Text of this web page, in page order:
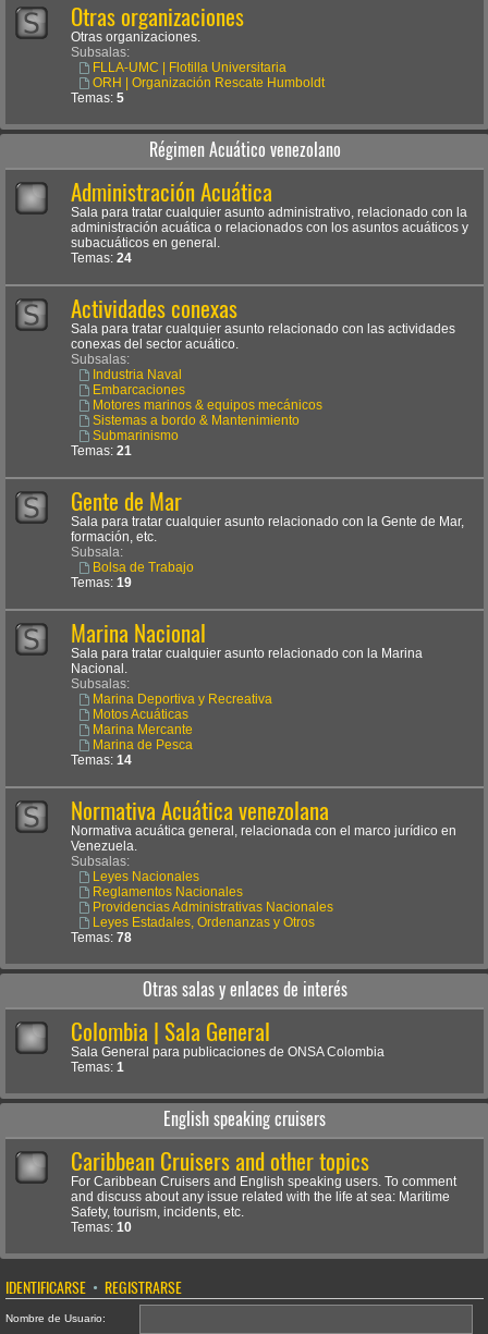
Otras organizaciones
Otras organizaciones.
Subsalas:
FLLA-UMC | Flotilla Universitaria
ORH | Organización Rescate Humboldt
Temas: 5
Régimen Acuático venezolano
Administración Acuática
Sala para tratar cualquier asunto administrativo, relacionado con la
administración acuática o relacionados con los asuntos acuáticos y
subacuáticos en general.
Temas: 24
Actividades conexas
Sala para tratar cualquier asunto relacionado con las actividades
conexas del sector acuático.
Subsalas:
Industria Naval
Embarcaciones
Motores marinos & equipos mecánicos
Sistemas a bordo & Mantenimiento
Submarinismo
Temas: 21
Gente de Mar
Sala para tratar cualquier asunto relacionado con la Gente de Mar,
formación, etc.
Subsala:
Bolsa de Trabajo
Temas: 19
Marina Nacional
Sala para tratar cualquier asunto relacionado con la Marina
Nacional.
Subsalas:
Marina Deportiva y Recreativa
Motos Acuáticas
Marina Mercante
Marina de Pesca
Temas: 14
Normativa Acuática venezolana
Normativa acuática general, relacionada con el marco jurídico en
Venezuela.
Subsalas:
Leyes Nacionales
Reglamentos Nacionales
Providencias Administrativas Nacionales
Leyes Estadales, Ordenanzas y Otros
Temas: 78
Otras salas y enlaces de interés
Colombia | Sala General
Sala General para publicaciones de ONSA Colombia
Temas: 1
English speaking cruisers
Caribbean Cruisers and other topics
For Caribbean Cruisers and English speaking users. To comment
and discuss about any issue related with the life at sea: Maritime
Safety, tourism, incidents, etc.
Temas: 10
IDENTIFICARSE • REGISTRARSE
Nombre de Usuario: